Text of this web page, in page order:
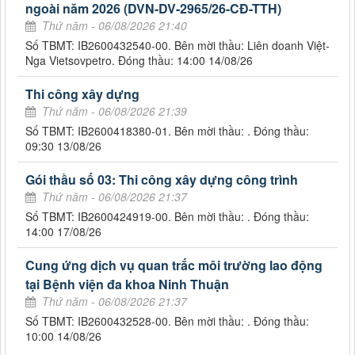
ngoài năm 2026 (DVN-DV-2965/26-CĐ-TTH)
Thứ năm - 06/08/2026 21:40
Số TBMT: IB2600432540-00. Bên mời thầu: Liên doanh Việt-
Nga Vietsovpetro. Đóng thầu: 14:00 14/08/26
Thi công xây dựng
Thứ năm - 06/08/2026 21:39
Số TBMT: IB2600418380-01. Bên mời thầu: . Đóng thầu:
09:30 13/08/26
Gói thầu số 03: Thi công xây dựng công trình
Thứ năm - 06/08/2026 21:37
Số TBMT: IB2600424919-00. Bên mời thầu: . Đóng thầu:
14:00 17/08/26
Cung ứng dịch vụ quan trắc môi trường lao động
tại Bệnh viện đa khoa Ninh Thuận
Thứ năm - 06/08/2026 21:37
Số TBMT: IB2600432528-00. Bên mời thầu: . Đóng thầu:
10:00 14/08/26